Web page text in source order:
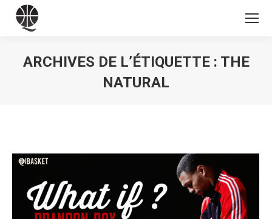
ARCHIVES DE L’ÉTIQUETTE : THE
NATURAL